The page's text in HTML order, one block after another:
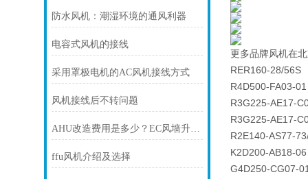
防水风机：潮湿环境的通风利器
电容式风机的接线
采用罩极电机的AC风机接线方式
风机接线后不转问题
AHU改造费用是多少？EC风墙升级成本受哪些因素影响？
ffu风机介绍及选择
更多品牌风机在
RER160-28/56S
R4D500-FA03-01
R3G225-AE17-
R3G225-AE17-
R2E140-AS77-
K2D200-AB18-06
G4D250-CG07-